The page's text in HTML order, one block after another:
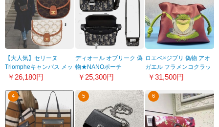
【大人気】セリーヌ
Triompheキャンバス メッ
センジャーバッグ 偽物
￥26,180円
ディオール オブリーク 偽
物★NANOポーチ
★2LXCA344UCT_H28E
￥25,300円
ロエベ×ジブリ 偽物 アオ
ガエル フラメンコクラッ
チ ミニ (ナパカー
￥31,500円
4 5 6